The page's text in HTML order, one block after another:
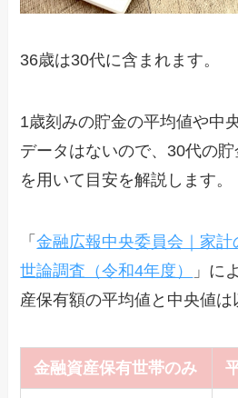
36歳は30代に含まれます。
1歳刻みの貯金の平均値や中
データはないので、30代の
を用いて目安を解説します。
「金融広報中央委員会｜家
世論調査（令和4年度）
」に
産保有額の平均値と中央値は
金融資産保有世帯のみ